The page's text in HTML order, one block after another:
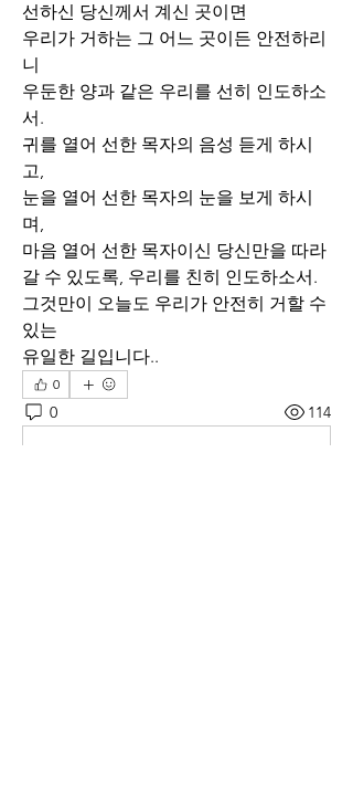
선하신 당신께서 계신 곳이면
우리가 거하는 그 어느 곳이든 안전하리
니
우둔한 양과 같은 우리를 선히 인도하소
서.
귀를 열어 선한 목자의 음성 듣게 하시
고,
눈을 열어 선한 목자의 눈을 보게 하시
며,
마음 열어 선한 목자이신 당신만을 따라
갈 수 있도록, 우리를 친히 인도하소서.
그것만이 오늘도 우리가 안전히 거할 수
있는
유일한 길입니다..
0
0 114